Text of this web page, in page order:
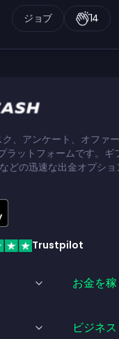
ジョブ 14
、アンケート、オファ
ラットフォームです。ギ
どの迅速な出金オプシ
Trustpilot
お金を
ビジネス